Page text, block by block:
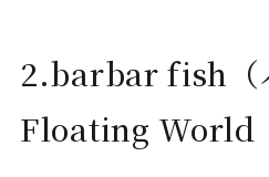
2.barbar fish（
Floating World